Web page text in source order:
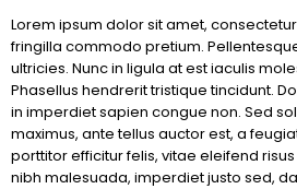
Lorem ipsum dolor sit amet,
fringilla commodo pretium.
ultricies. Nunc in ligula at est iaculis
Phasellus hendrerit tristique tincidunt.
in imperdiet sapien congue non. Sed
maximus, ante tellus auctor est, a
porttitor efficitur felis, vitae eleifend
nibh malesuada, imperdiet justo sed,